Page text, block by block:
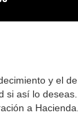
y el
si así lo
a